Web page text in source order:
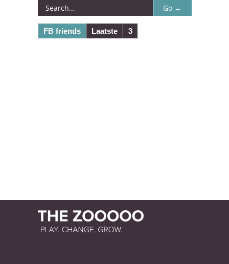
FB friends Laatste 3